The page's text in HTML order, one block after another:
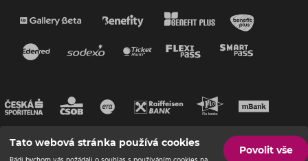
Tato webová stránka používá cookies
Povolit vše